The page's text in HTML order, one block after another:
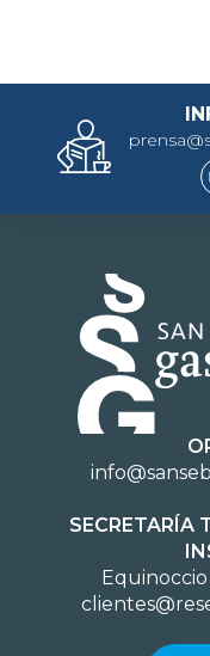
SECRETARÍA
Equinoccio